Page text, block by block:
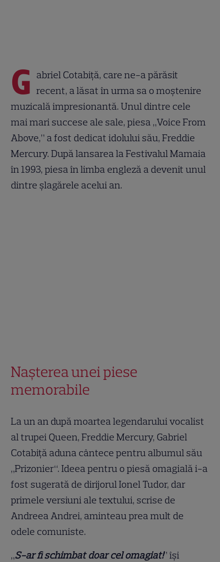
G abriel Cotabiță, care ne-a părăsit
recent, a lăsat în urma sa o moștenire
muzicală impresionantă. Unul dintre cele
mai mari succese ale sale, piesa „Voice From
Above,” a fost dedicat idolului său, Freddie
Mercury. După lansarea la Festivalul Mamaia
în 1993, piesa în limba engleză a devenit unul
dintre șlagărele acelui an.
Nașterea unei piese
memorabile
La un an după moartea legendarului vocalist
al trupei Queen, Freddie Mercury, Gabriel
Cotabiță aduna cântece pentru albumul său
„Prizonier“. Ideea pentru o piesă omagială i-a
fost sugerată de dirijorul Ionel Tudor, dar
primele versiuni ale textului, scrise de
Andreea Andrei, aminteau prea mult de
odele comuniste.
„S-ar fi schimbat doar cel omagiat!” își